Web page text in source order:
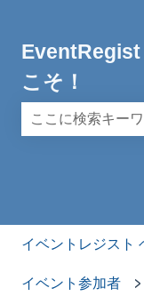
EventRegist
こそ！
イベントレジスト
イベント参加者